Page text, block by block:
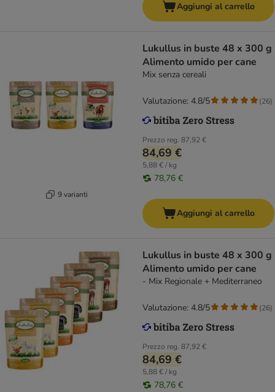
Aggiungi al carrello
9 varianti
Lukullus in buste 48 x 300 g
Alimento umido per cane
Mix senza cereali
Prezzo reg. 87,92 €
84,69 €
5,88 € / kg
78,76 €
Valutazione: 4.8/5 (26)
Aggiungi al carrello
Lukullus in buste 48 x 300 g
Alimento umido per cane
- Mix Regionale + Mediterraneo
Prezzo reg. 87,92 €
84,69 €
5,88 € / kg
78,76 €
Valutazione: 4.8/5 (26)